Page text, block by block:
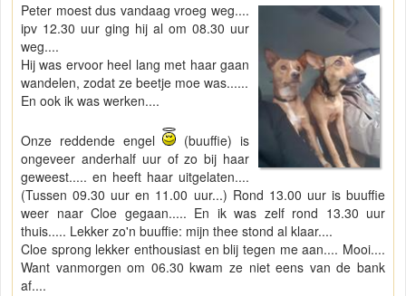
Peter moest dus vandaag vroeg weg....
ipv 12.30 uur ging hij al om 08.30 uur
weg....
Hij was ervoor heel lang met haar gaan
wandelen, zodat ze beetje moe was......
En ook ik was werken....
Onze reddende engel
(buuffie) is
ongeveer anderhalf uur of zo bij haar
geweest..... en heeft haar uitgelaten....
(Tussen 09.30 uur en 11.00 uur...) Rond 13.00 uur is buuffie
weer naar Cloe gegaan..... En ik was zelf rond 13.30 uur
thuis..... Lekker zo'n buuffie: mijn thee stond al klaar....
Cloe sprong lekker enthousiast en blij tegen me aan.... Mooi....
Want vanmorgen om 06.30 kwam ze niet eens van de bank
af....